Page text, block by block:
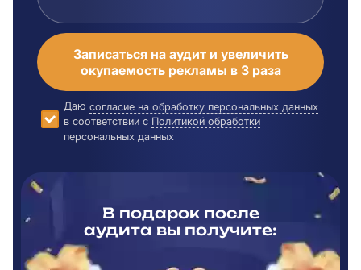
Записаться на аудит и увеличить
окупаемость рекламы в 3 раза
Даю согласие на обработку персональных данных
в соответствии с Политикой обработки
персональных данных
В подарок после
аудита вы получите: